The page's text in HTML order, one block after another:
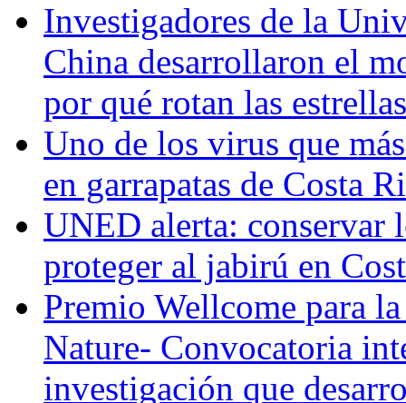
Investigadores de la
China desarrollaron el
por qué rotan las
Uno de los virus que
en garrapatas de Costa
UNED alerta: conservar
proteger al jabirú en
Premio Wellcome para
Nature- Convocatoria
investigación que